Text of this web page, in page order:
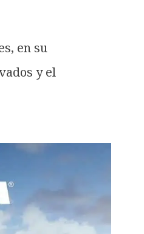
en su
y el